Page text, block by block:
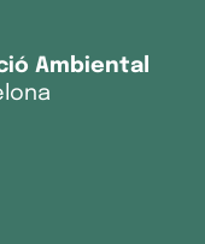
Ambiental